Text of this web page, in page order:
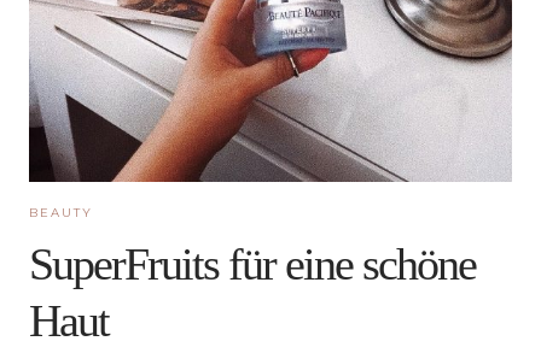
BEAUTY
SuperFruits für eine schöne
Haut